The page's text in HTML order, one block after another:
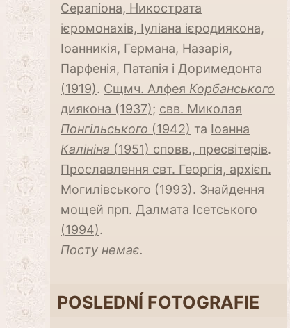
Серапіона, Никострата
ієромонахів, Іуліана ієродиякона,
Іоанникія, Германа, Назарія,
Парфенія, Патапія і Доримедонта
(1919). Сщмч. Алфея Корбанського
диякона (1937); свв. Миколая
Понгільського (1942) та Іоанна
Калініна (1951) сповв., пресвітерів.
Прославлення свт. Георгія, архієп.
Могилівського (1993). Знайдення
мощей прп. Далмата Ісетського
(1994).
Посту немає.
POSLEDNÍ FOTOGRAFIE